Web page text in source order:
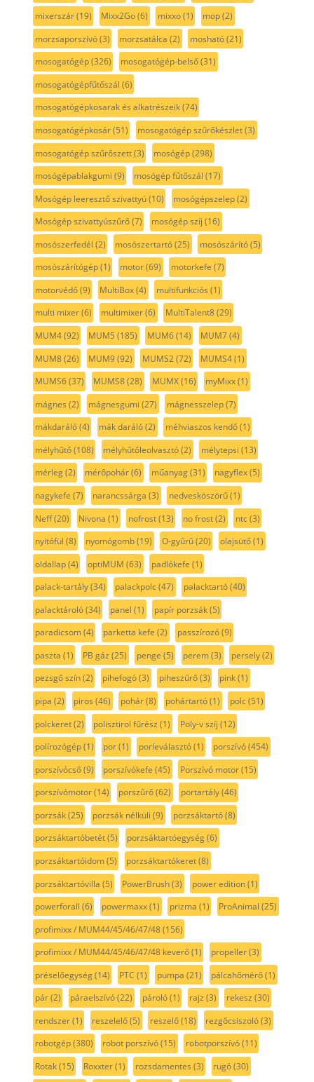
mixerszár(19) Mixx2Go(6) mixxo(1) mop(2)
morzsaporszívó(3) morzsatálca (2) mosható(21)
mosogatógép(326) mosogatógép-belső(31)
mosogatógépfűtőszál (6)
mosogatógépkosarak és alkatrészeik(74)
mosogatógépkosár(51) mosogatógép szűrőkészlet(3)
mosogatógép szűrőszett(3) mosógép(298)
mosógépablakgumi (9) mosógép fűtőszál (17)
Mosógép leeresztő szivattyú(10) mosógépszelep(2)
Mosógép szivattyúszűrő(7) mosógép szíj (16)
mosószerfedél (2) mosószertartó(25) mosószárító(5)
mosószárítógép(1) motor(69) motorkefe (7)
motorvédő(9) MultiBox(4) multifunkciós (1)
multi mixer(6) multimixer(6) MultiTalent8(29)
MUM4(92) MUM5 (185) MUM6(14) MUM7(4)
MUM8(26) MUM9(92) MUMS2(72) MUMS4(1)
MUMS6(37) MUMS8(28) MUMX(16) myMixx(1)
mágnes (2) mágnesgumi (27) mágnesszelep(7)
mákdaráló(4) mák daráló(2) méhviaszos kendő(1)
mélyhűtő(108) mélyhűtőleolvasztó(2) mélytepsi (13)
mérleg(2) mérőpohár(6) műanyag(31) nagyflex(5)
nagykefe (7) narancssárga (3) nedvesköszörű(1)
Neff(20) Nivona (1) nofrost(13) no frost(2) ntc(3)
nyitófül (8) nyomógomb(19) O-gyűrű(20) olajsütő(1)
oldallap(4) optiMUM (63) padlókefe (1)
palack-tartály(34) palackpolc(47) palacktartó(40)
palacktároló(34) panel (1) papír porzsák(5)
paradicsom(4) parketta kefe (2) passzírozó(9)
paszta (1) PB gáz (25) penge (5) perem(3) persely(2)
pezsgő szín(2) pihefogó(3) piheszűrő(3) pink(1)
pipa (2) piros (46) pohár(8) pohártartó(1) polc(51)
polckeret(2) polisztirol fűrész (1) Poly-v szíj (12)
polírozógép(1) por(1) porleválasztó(1) porszívó(454)
porszívócső(9) porszívókefe (45) Porszívó motor(15)
porszívómotor(14) porszűrő(62) portartály(46)
porzsák(25) porzsák nélküli (9) porzsáktartó(8)
porzsáktartóbetét(5) porzsáktartóegység(6)
porzsáktartóidom(5) porzsáktartókeret(8)
porzsáktartóvilla (5) PowerBrush(3) power edition(1)
powerforall (6) powermaxx(1) prizma (1) ProAnimal (25)
profimixx / MUM44/45/46/47/48(156)
profimixx / MUM44/45/46/47/48 keverő(1) propeller(3)
préselőegység(14) PTC (1) pumpa (21) pálcahőmérő(1)
pár(2) páraelszívó(22) pároló(1) rajz (3) rekesz (30)
rendszer(1) reszelelő(5) reszelő(18) rezgőcsiszoló(3)
robotgép(380) robot porszívó(15) robotporszívó(11)
Rotak(15) Roxxter(1) rozsdamentes (3) rugó(30)